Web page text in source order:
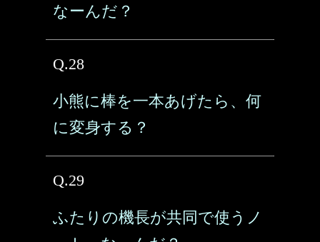
なーんだ？
Q.28
小熊に棒を一本あげたら、何
に変身する？
Q.29
ふたりの機長が共同で使うノ